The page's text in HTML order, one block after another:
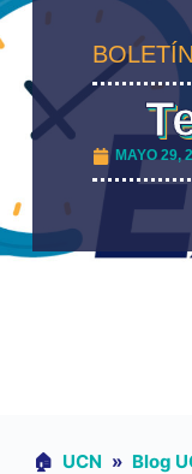
MAYO 29,
🏠︎ UCN » Blog